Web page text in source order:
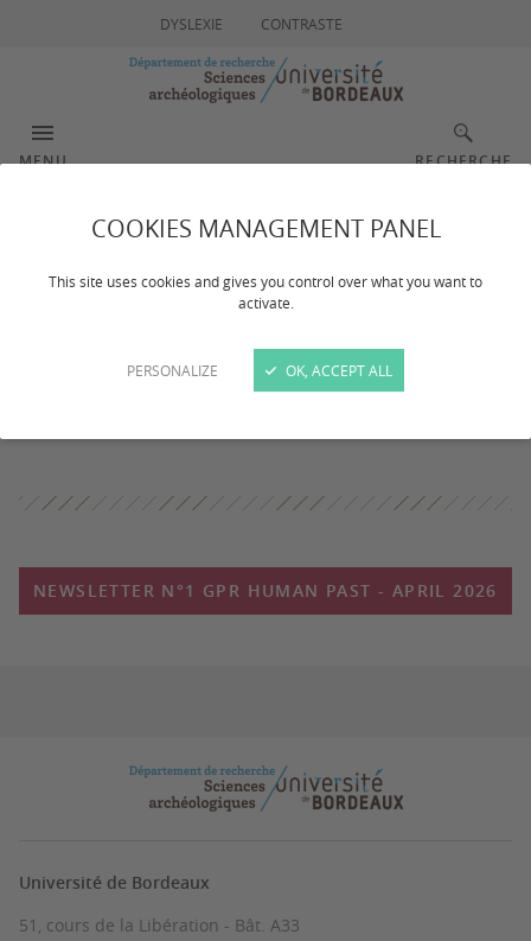
COOKIES MANAGEMENT PANEL
This site uses cookies and gives you control over what you want to
activate.
PERSONALIZE OK, ACCEPT ALL
DYSLEXIE CONTRASTE
MENU RECHERCHE
Newsletter
question, please contact the GPR newsletter team:
NEWSLETTER N°1 GPR HUMAN PAST - APRIL 2026
Université de Bordeaux
51, cours de la Libération - Bât. A33